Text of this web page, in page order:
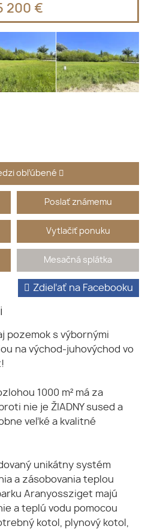
200 €
obľúbené
Poslať známemu
Vytlačiť ponuku
Mesačná splátka
Zdieľať na Facebooku
pozemok s výbornými
na východ-juhovýchod vo
1000 m² má za
nie je ŽIADNY sused a
veľké a kvalitné
unikátny systém
a zásobovania teplou
Aranyossziget majú
a teplú vodu pomocou
kotol, plynový kotol,